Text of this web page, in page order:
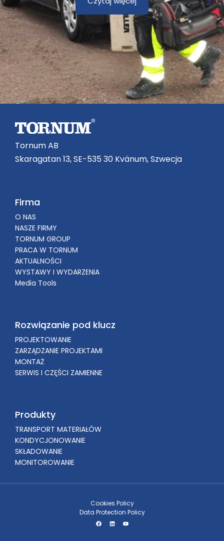
Tornum AB
Skaragatan 13, SE-535 30 Kvänum, Szwecja
Firma
O NAS
NASZE FIRMY
TORNUM GROUP
PRACA W TORNUM
AKTUALNOŚCI
WYSTAWY I WYDARZENIA
Media Tools
Rozwiązanie pod klucz
PROJEKTOWANIE
ZARZĄDZANIE PROJEKTAMI
MONTAŻ
SERWIS I CZĘŚCI ZAMIENNE
Produkty
TRANSPORT MATERIAŁÓW
KONDYCJONOWANIE
SKŁADOWANIE
MONITOROWANIE
Cookies Policy
Data Protection Policy